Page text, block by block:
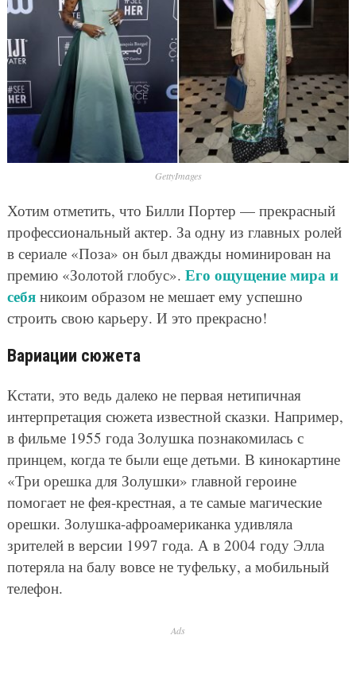
GettyImages
Хотим отметить, что Билли Портер — прекрасный
профессиональный актер. За одну из главных ролей
в сериале «Поза» он был дважды номинирован на
премию «Золотой глобус». Его ощущение мира и
себяникоим образом не мешает ему успешно
строить свою карьеру. И это прекрасно!
Вариации сюжета
Кстати, это ведь далеко не первая нетипичная
интерпретация сюжета известной сказки. Например,
в фильме 1955 года Золушка познакомилась с
принцем, когда те были еще детьми. В кинокартине
«Три орешка для Золушки» главной героине
помогает не фея-крестная, а те самые магические
орешки. Золушка-афроамериканка удивляла
зрителей в версии 1997 года. А в 2004 году Элла
потеряла на балу вовсе не туфельку, а мобильный
телефон.
Ads